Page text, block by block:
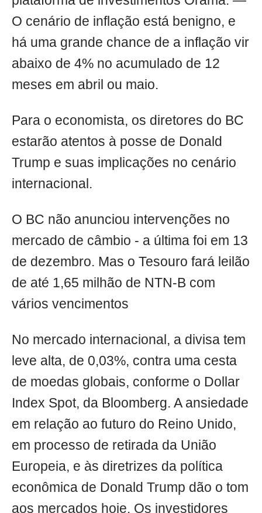
O cenário de inflação está benigno, e
há uma grande chance de a inflação vir
abaixo de 4% no acumulado de 12
meses em abril ou maio.
Para o economista, os diretores do BC
estarão atentos à posse de Donald
Trump e suas implicações no cenário
internacional.
O BC não anunciou intervenções no
mercado de câmbio - a última foi em 13
de dezembro. Mas o Tesouro fará leilão
de até 1,65 milhão de NTN-B com
vários vencimentos
No mercado internacional, a divisa tem
leve alta, de 0,03%, contra uma cesta
de moedas globais, conforme o Dollar
Index Spot, da Bloomberg. A ansiedade
em relação ao futuro do Reino Unido,
em processo de retirada da União
Europeia, e às diretrizes da política
econômica de Donald Trump dão o tom
aos mercados hoje. Os investidores